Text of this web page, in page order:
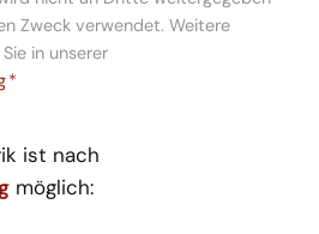
Zweck verwendet. Weitere
in unserer
*
ist nach
möglich: